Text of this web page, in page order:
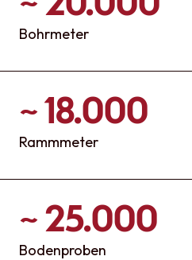
Bohrmeter
~ 18.000
Rammmeter
~ 25.000
Bodenproben